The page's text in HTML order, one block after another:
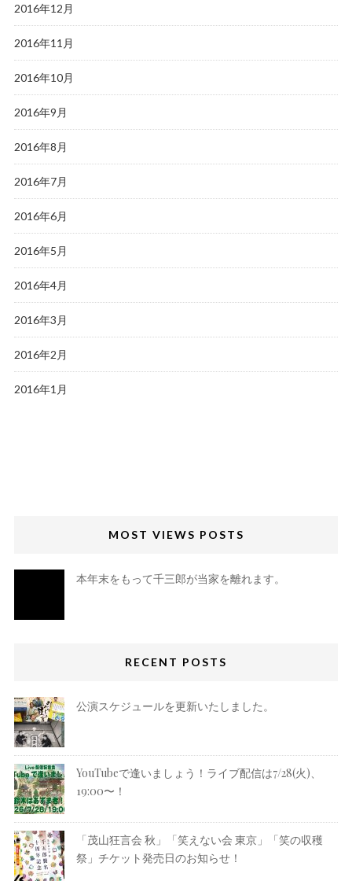
2016年12月
2016年11月
2016年10月
2016年9月
2016年8月
2016年7月
2016年6月
2016年5月
2016年4月
2016年3月
2016年2月
2016年1月
MOST VIEWS POSTS
本年末をもって千三郎が当家を離れます。
RECENT POSTS
公演スケジュールを更新いたしました。
YouTubeで逢いましょう！ライブ配信は7/28(火)、
19:00〜！
「茂山狂言会 秋」「笑えない会 東京」「笑の収穫
祭」チケット発売日のお知らせ！